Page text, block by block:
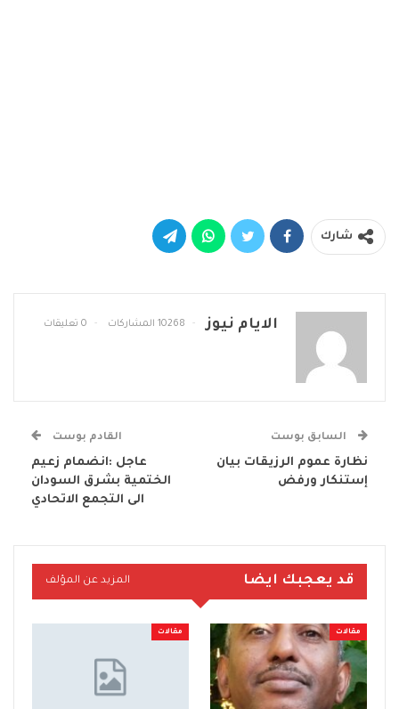
شارك
الايام نيوز 10268 المشاركات 0 تعليقات
السابق بوست
نظارة عموم الرزيقات بيان
إستنكار ورفض
القادم بوست
عاجل :انضمام زعيم
الختمية بشرق السودان
الى التجمع الاتحادي
قد يعجبك ايضا المزيد عن المؤلف
مقالات مقالات